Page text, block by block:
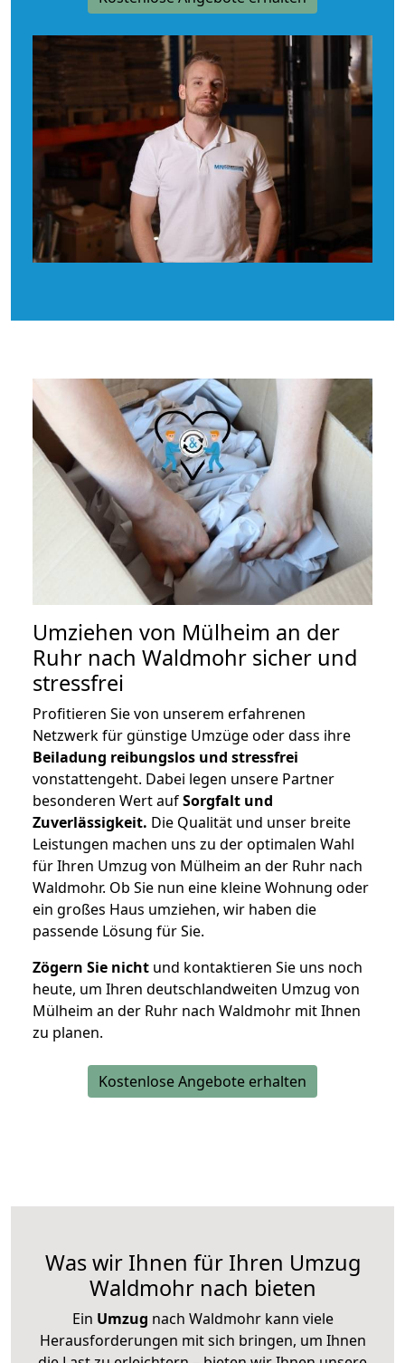
Umziehen von Mülheim an der
Ruhr nach Waldmohr sicher und
stressfrei
Profitieren Sie von unserem erfahrenen
Netzwerk für günstige Umzüge oder dass ihre
Beiladung reibungslos und stressfrei
vonstattengeht. Dabei legen unsere Partner
besonderen Wert aufSorgfalt und
Zuverlässigkeit. Die Qualität und unser breite
Leistungen machen uns zu der optimalen Wahl
für Ihren Umzug von Mülheim an der Ruhr nach
Waldmohr. Ob Sie nun eine kleine Wohnung oder
ein großes Haus umziehen, wir haben die
passende Lösung für Sie.
Zögern Sie nicht und kontaktieren Sie uns noch
heute, um Ihren deutschlandweiten Umzug von
Mülheim an der Ruhr nach Waldmohr mit Ihnen
zu planen.
Kostenlose Angebote erhalten
Was wir Ihnen für Ihren Umzug
Waldmohr nach bieten
Ein Umzug nach Waldmohr kann viele
Herausforderungen mit sich bringen, um Ihnen